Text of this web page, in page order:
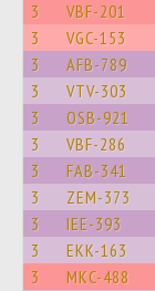
3 VBF-201
3 VGC-153
3 AFB-789
3 VTV-303
3 OSB-921
3 VBF-286
3 FAB-341
3 ZEM-373
3 IEE-393
3 EKK-163
3 MKC-488